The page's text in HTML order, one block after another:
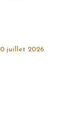
juillet 2026